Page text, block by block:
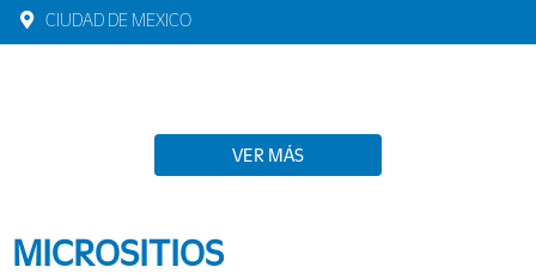
CIUDAD DE MEXICO
VER MÁS
MICROSITIOS